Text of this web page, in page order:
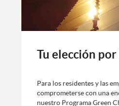
Tu elección
Para los residentes y las
comprometerse con una
nuestro Programa Green